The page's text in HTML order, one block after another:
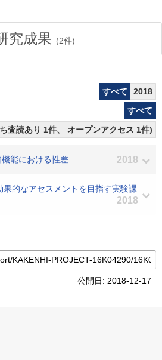
究成果 (2件)
すべて
2018
すべて
査読あり 1件、 オープンアクセス 1件)
能における性差 2018
果的なアセスメントを目指す実験課
2018
公開日: 2018-12-17